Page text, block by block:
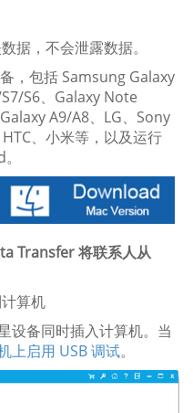
据，不会泄露数据。
，包括 Samsung Galaxy
S6、Galaxy Note
A9/A8、LG、Sony
、小米等，以及运行
Transfer 将联系人从
算机
设备同时插入计算机。当
上启用 USB 调试。